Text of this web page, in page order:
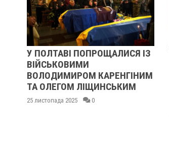
У ПОЛТАВІ ПОПРОЩАЛИСЯ ІЗ
ВІЙСЬКОВИМИ
ВОЛОДИМИРОМ КАРЕНГІНИМ
ТА ОЛЕГОМ ЛІЩИНСЬКИМ
25 листопада 2025 0